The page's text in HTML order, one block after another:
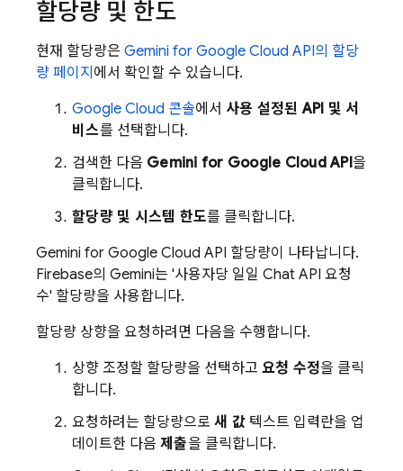
할당량 및 한도
현재 할당량은 Gemini for Google Cloud API의 할당
량 페이지 에서 확인할 수 있습니다.
Google Cloud 콘솔에서 사용 설정된 API 및 서
비스를 선택합니다.
검색한 다음 Gemini for Google Cloud API을
클릭합니다.
할당량 및 시스템 한도를 클릭합니다.
Gemini for Google Cloud API 할당량이 나타납니다.
Firebase의 Gemini는 '사용자당 일일 Chat API 요청
수' 할당량을 사용합니다.
할당량 상향을 요청하려면 다음을 수행합니다.
상향 조정할 할당량을 선택하고 요청 수정을 클릭
합니다.
요청하려는 할당량으로 새 값텍스트 입력란을 업
데이트한 다음 제출을 클릭합니다.